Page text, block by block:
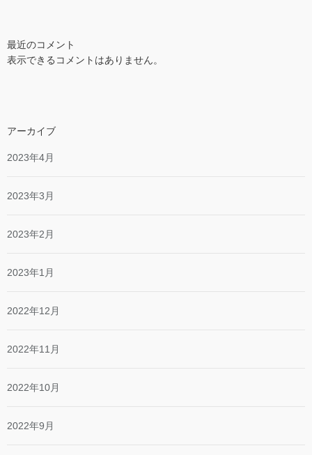
最近のコメント
表示できるコメントはありません。
アーカイブ
2023年4月
2023年3月
2023年2月
2023年1月
2022年12月
2022年11月
2022年10月
2022年9月